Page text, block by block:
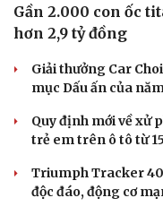
Gần 2.000 con ốc
hơn 2,9 tỷ đồng
Giải thưởng Car
mục Dấu ấn của
Quy định mới về xử
trẻ em trên ô tô từ
Triumph Tracker
độc đáo, động cơ